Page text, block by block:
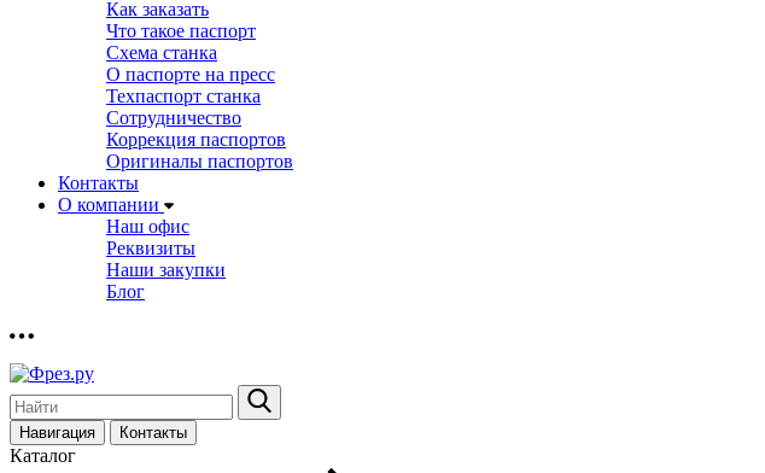
Как заказать
Что такое паспорт
Схема станка
О паспорте на пресс
Техпаспорт станка
Сотрудничество
Коррекция паспортов
Оригиналы паспортов
Контакты
О компании
Наш офис
Реквизиты
Наши закупки
Блог
Навигация Контакты
Каталог